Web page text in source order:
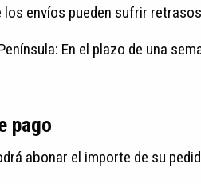
los envíos pueden sufrir
En el plazo de una
pago
abonar el importe de su